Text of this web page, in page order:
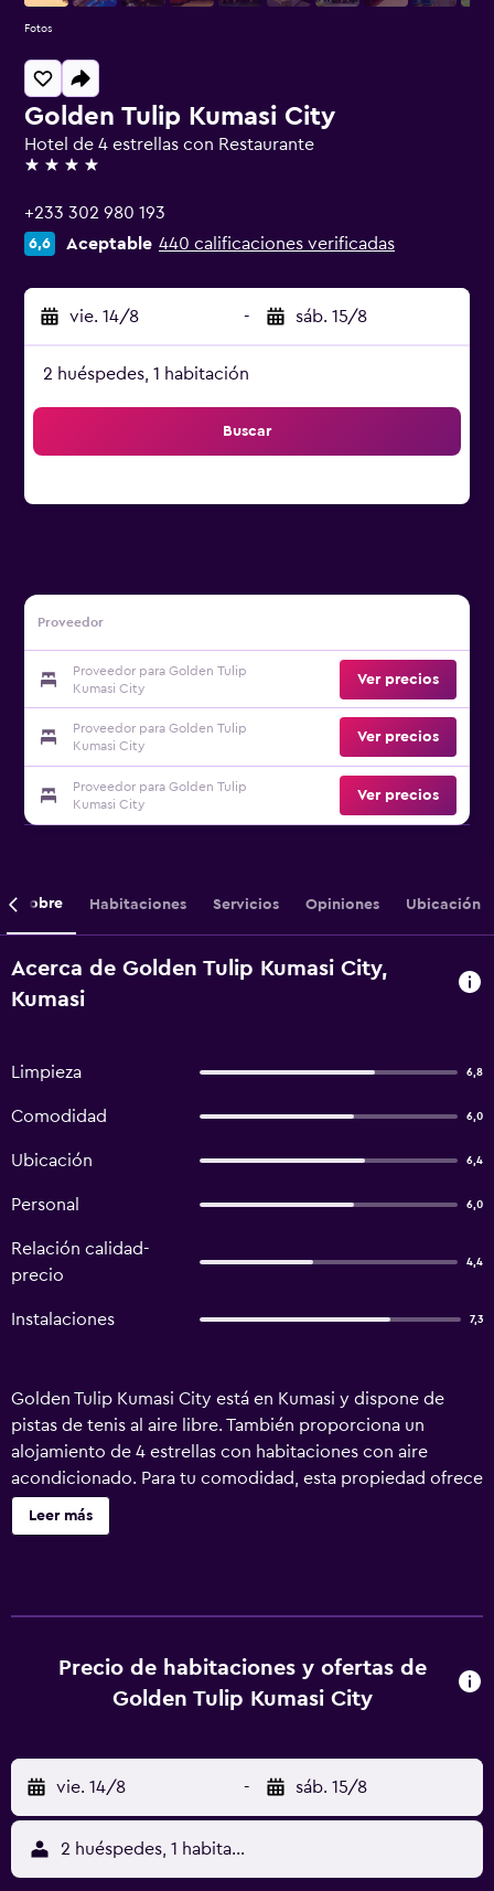
Golden Tulip Kumasi City
Hotel de 4 estrellas con Restaurante
4 estrellas
+233 302 980 193
6,6 Aceptable 440 calificaciones verificadas
vie. 14/8 - sáb. 15/8
2 huéspedes, 1 habitación
Buscar
Proveedor
Proveedor para Golden Tulip
Kumasi City
Ver precios
Proveedor para Golden Tulip
Kumasi City
Ver precios
Proveedor para Golden Tulip
Kumasi City
Ver precios
Fotos
Sobre Habitaciones Servicios Opiniones Ubicación
Acerca de Golden Tulip Kumasi City,
Kumasi
Limpieza 6,8
Comodidad 6,0
Ubicación 6,4
Personal 6,0
Relación calidad-
precio
4,4
Instalaciones 7,3
Golden Tulip Kumasi City está en Kumasi y dispone de
pistas de tenis al aire libre. También proporciona un
alojamiento de 4 estrellas con habitaciones con aire
acondicionado. Para tu comodidad, esta propiedad ofrece
servicio de recepción 24 horas al día, así como registros
de entrada y salida exprés y una piscina al aire libre, entre
experiencia culinaria única en el restaurante de la
propiedad, que es una alternativa estupenda para aquellos
relajarse mientras toman una copa en el confortable
entorno del salón-bar. Kumasi Airport está a tan solo 15
minutos conduciendo. Además, el personal de recepción
del hotel puede atenderte en varios idiomas y estará a tu
disposición para recomendarte lugares de interés así
Leer más
Precio de habitaciones y ofertas de
Golden Tulip Kumasi City
vie. 14/8 - sáb. 15/8
2 huéspedes, 1 habitación